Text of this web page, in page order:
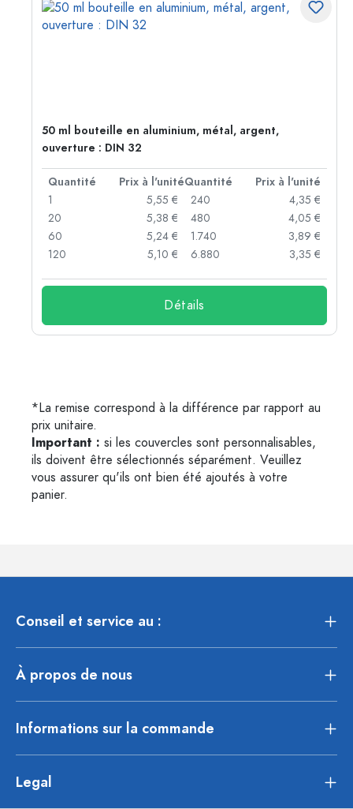
50 ml bouteille en aluminium, métal, argent,
ouverture : DIN 32
Quantité Prix à l'unitéQuantité
Prix à l'unité
1
5,55 €
20
5,38 €
60
5,24 €
120
5,10 €
240
4,35 €
480
4,05 €
1.740
3,89 €
6.880
3,35 €
Détails
*La remise correspond à la différence par rapport au
prix unitaire.
Important : si les couvercles sont personnalisables,
ils doivent être sélectionnés séparément. Veuillez
vous assurer qu'ils ont bien été ajoutés à votre
panier.
Conseil et service au :
À propos de nous
Informations sur la commande
Legal